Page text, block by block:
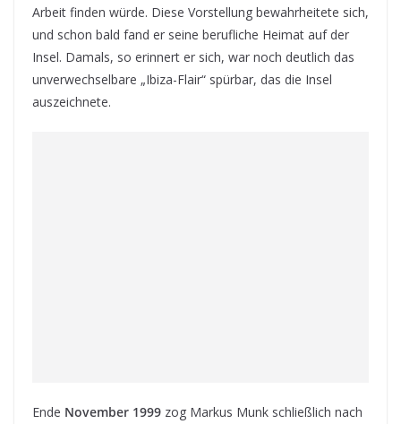
Arbeit finden würde. Diese Vorstellung bewahrheitete sich,
und schon bald fand er seine berufliche Heimat auf der
Insel. Damals, so erinnert er sich, war noch deutlich das
unverwechselbare „Ibiza-Flair“ spürbar, das die Insel
auszeichnete.
Ende November 1999 zog Markus Munk schließlich nach